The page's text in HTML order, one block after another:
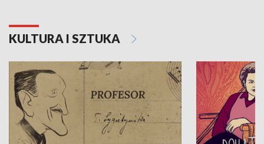
KULTURA I SZTUKA